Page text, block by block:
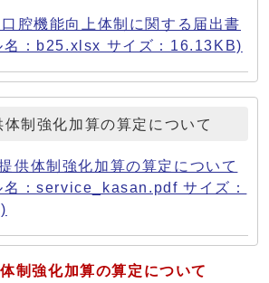
腔機能向上体制に関する届出書
名：b25.xlsx サイズ：16.13KB)
制強化加算の算定について
供体制強化加算の算定について
名：service_kasan.pdf サイズ：
制強化加算の算定について